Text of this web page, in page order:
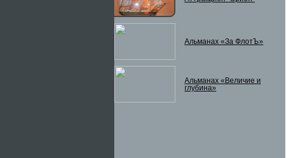
Альманах «За ФлотЪ»
Альманах «Величие и
глубина»